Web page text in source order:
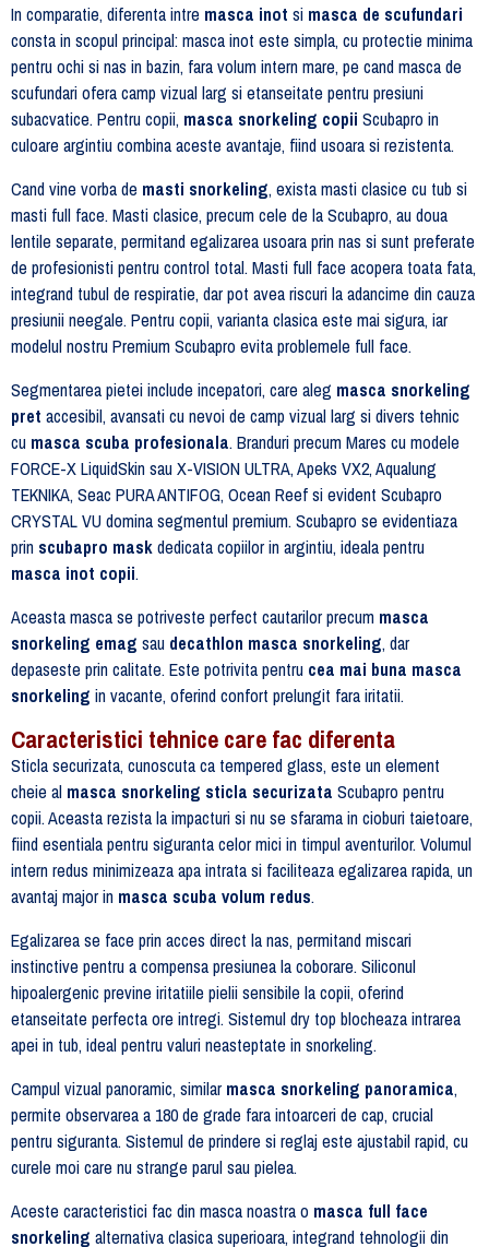
In comparatie, diferenta intre masca inot si masca de scufundari
consta in scopul principal: masca inot este simpla, cu protectie minima
pentru ochi si nas in bazin, fara volum intern mare, pe cand masca de
scufundari ofera camp vizual larg si etanseitate pentru presiuni
subacvatice. Pentru copii, masca snorkeling copii Scubapro in
culoare argintiu combina aceste avantaje, fiind usoara si rezistenta.
Cand vine vorba de masti snorkeling, exista masti clasice cu tub si
masti full face. Masti clasice, precum cele de la Scubapro, au doua
lentile separate, permitand egalizarea usoara prin nas si sunt preferate
de profesionisti pentru control total. Masti full face acopera toata fata,
integrand tubul de respiratie, dar pot avea riscuri la adancime din cauza
presiunii neegale. Pentru copii, varianta clasica este mai sigura, iar
modelul nostru Premium Scubapro evita problemele full face.
Segmentarea pietei include incepatori, care aleg masca snorkeling
pret accesibil, avansati cu nevoi de camp vizual larg si divers tehnic
cu masca scuba profesionala. Branduri precum Mares cu modele
FORCE-X LiquidSkin sau X-VISION ULTRA, Apeks VX2, Aqualung
TEKNIKA, Seac PURA ANTIFOG, Ocean Reef si evident Scubapro
CRYSTAL VU domina segmentul premium. Scubapro se evidentiaza
prin scubapro maskdedicata copiilor in argintiu, ideala pentru
masca inot copii.
Aceasta masca se potriveste perfect cautarilor precum masca
snorkeling emag sau decathlon masca snorkeling, dar
depaseste prin calitate. Este potrivita pentru cea mai buna masca
snorkeling in vacante, oferind confort prelungit fara iritatii.
Caracteristici tehnice care fac diferenta
Sticla securizata, cunoscuta ca tempered glass, este un element
cheie al masca snorkeling sticla securizata Scubapro pentru
copii. Aceasta rezista la impacturi si nu se sfarama in cioburi taietoare,
fiind esentiala pentru siguranta celor mici in timpul aventurilor. Volumul
intern redus minimizeaza apa intrata si faciliteaza egalizarea rapida, un
avantaj major in masca scuba volum redus.
Egalizarea se face prin acces direct la nas, permitand miscari
instinctive pentru a compensa presiunea la coborare. Siliconul
hipoalergenic previne iritatiile pielii sensibile la copii, oferind
etanseitate perfecta ore intregi. Sistemul dry top blocheaza intrarea
apei in tub, ideal pentru valuri neasteptate in snorkeling.
Campul vizual panoramic, similar masca snorkeling panoramica,
permite observarea a 180 de grade fara intoarceri de cap, crucial
pentru siguranta. Sistemul de prindere si reglaj este ajustabil rapid, cu
curele moi care nu strange parul sau pielea.
Aceste caracteristici fac din masca noastra o masca full face
snorkeling alternativa clasica superioara, integrand tehnologii din